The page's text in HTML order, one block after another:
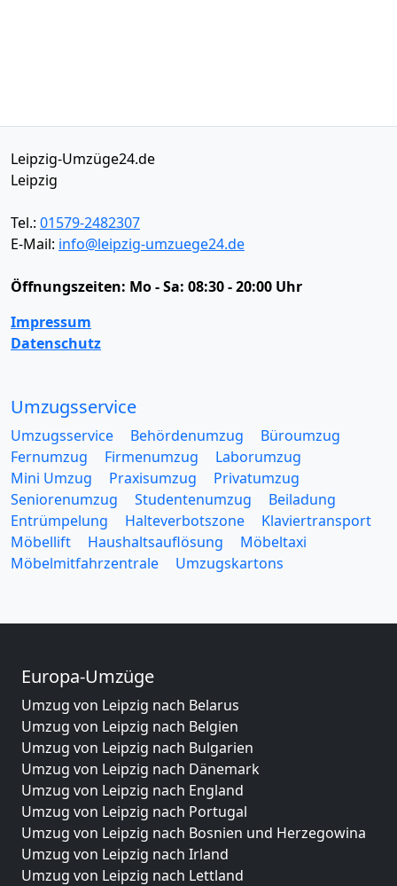
Leipzig-Umzüge24.de
Leipzig
Tel.: 01579-2482307
E-Mail: info@leipzig-umzuege24.de
Öffnungszeiten: Mo - Sa: 08:30 - 20:00 Uhr
Impressum
Datenschutz
Umzugsservice
Umzugsservice Behördenumzug
Büroumzug
Fernumzug
Firmenumzug
Laborumzug
Mini Umzug
Praxisumzug
Privatumzug
Seniorenumzug
Studentenumzug
Beiladung
Entrümpelung
Halteverbotszone
Klaviertransport
Möbellift
Haushaltsauflösung
Möbeltaxi
Möbelmitfahrzentrale
Umzugskartons
Europa-Umzüge
Umzug von Leipzig nach Belarus
Umzug von Leipzig nach Belgien
Umzug von Leipzig nach Bulgarien
Umzug von Leipzig nach Dänemark
Umzug von Leipzig nach England
Umzug von Leipzig nach Portugal
Umzug von Leipzig nach Bosnien und Herzegowina
Umzug von Leipzig nach Irland
Umzug von Leipzig nach Lettland